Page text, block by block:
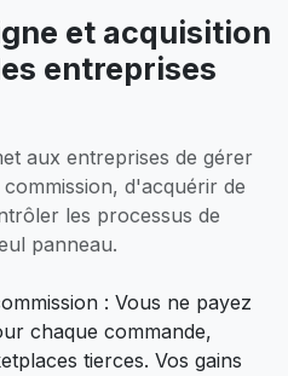
et acquisition
entreprises
aux entreprises de gérer
d'acquérir de
les processus de
panneau.
: Vous ne payez
chaque commande,
tierces. Vos gains